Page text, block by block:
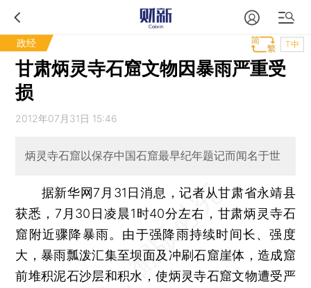
政经 T中
甘肃炳灵寺石窟文物因暴雨严重受
损
2012年07月31日 15:46
炳灵寺石窟以保存中国石窟最早纪年题记而闻名于世
据新华网7月31日消息，记者从甘肃省永靖县
获悉，7月30日凌晨1时40分左右，甘肃炳灵寺石
窟附近骤降暴雨。由于强降雨持续时间长、强度
大，暴雨瓢泼汇集至坝面及冲刷石窟崖体，造成窟
前堆积泥石沙层和积水，使炳灵寺石窟文物遭受严